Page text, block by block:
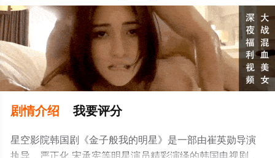
剧情介绍 我要评分
星空影院韩国剧《金子般我的明星》是一部由崔英勋导演
执导，严正化,宋承宪等明星演员精彩演绎的韩国电视剧，